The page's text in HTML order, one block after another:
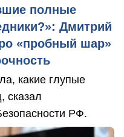
полные
Дмитрий
«пробный шар»
какие глупые
сказал
РФ.